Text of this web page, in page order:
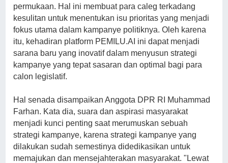
permukaan. Hal ini membuat para caleg terkadang
kesulitan untuk menentukan isu prioritas yang menjadi
fokus utama dalam kampanye politiknya. Oleh karena
itu, kehadiran platform PEMILU.AI ini dapat menjadi
sarana baru yang inovatif dalam menyusun strategi
kampanye yang tepat sasaran dan optimal bagi para
calon legislatif.
Hal senada disampaikan Anggota DPR RI Muhammad
Farhan. Kata dia, suara dan aspirasi masyarakat
menjadi kunci penting saat merumuskan sebuah
strategi kampanye, karena strategi kampanye yang
dilakukan sudah semestinya didedikasikan untuk
memajukan dan mensejahterakan masyarakat. "Lewat